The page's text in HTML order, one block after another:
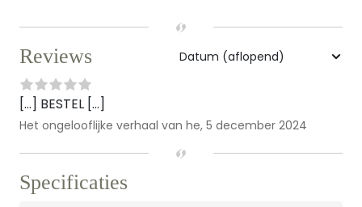
Reviews
[…] BESTEL […]
Het ongelooflijke verhaal van he, 5 december 2024
Specificaties